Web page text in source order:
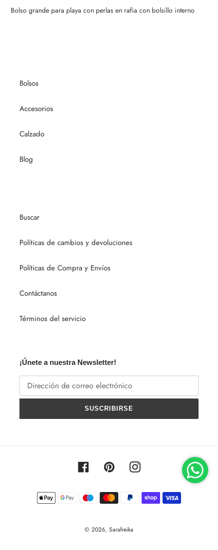
el
producto
Bolso grande para playa con perlas en rafia con bolsillo interno
Bolsos
Accesorios
Calzado
Blog
Buscar
Políticas de cambios y devoluciones
Políticas de Compra y Envíos
Contáctanos
Términos del servicio
¡Únete a nuestra Newsletter!
SUSCRIBIRSE
FacebookPinterestInstagram
Métodos
de
© 2026, Sarafreika